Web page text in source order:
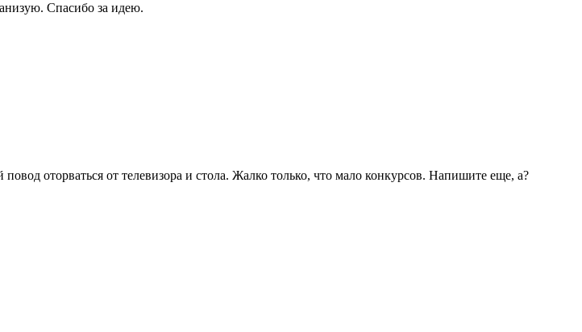
Спасибо за идею.
оторваться от телевизора и стола. Жалко только, что мало конкурсов. Напишите еще, а?